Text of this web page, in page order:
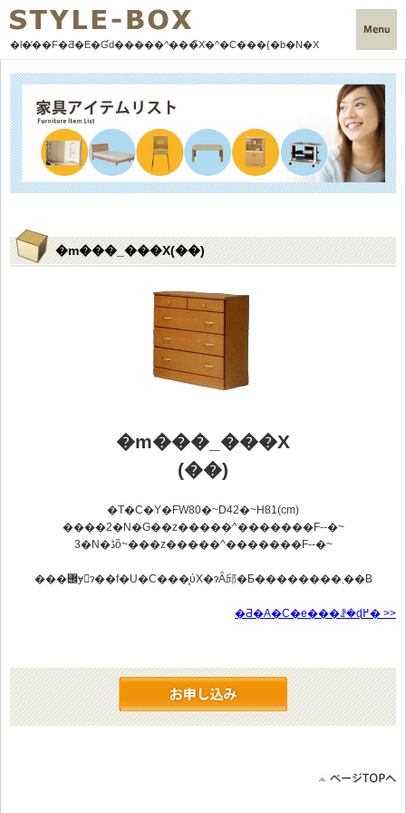
�l�̕��F�Ƌ�E�Ɠd�����^���̃X�^�C���{�b�N�X
�m���_���X(��)
�m���_���X
(��)
�T�C�Y�FW80�~D42�~H81(cm)
����2�N�Ԍ��z�����^�������F--�~
3�N�ڈȍ~���z�����^�������F--�~
���݌ɏ󋵂ɂ��f�U�C���͕ύX�ɂȂ邱�Ƃ��������܂��B
�Ƌ�A�C�e���ꗗ�ɖ߂� >>